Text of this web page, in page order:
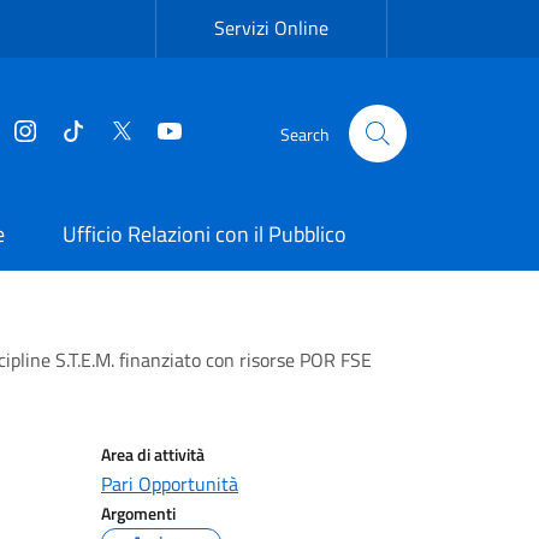
Servizi Online
FacebookInstagram
Tiktok Twitter Search
Ufficio Relazioni con il Pubblico
S.T.E.M. finanziato con risorse POR FSE
Area di attività
Pari Opportunità
Argomenti